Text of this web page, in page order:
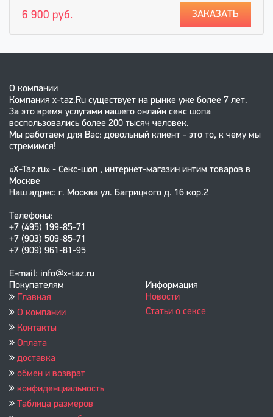
6 900 руб. ЗАКАЗАТЬ
О компании
Компания x-taz.Ru существует на рынке уже более 7 лет.
За это время услугами нашего онлайн секс шопа
воспользовались более 200 тысяч человек.
Мы работаем для Вас: довольный клиент - это то, к чему мы
стремимся!
«X-Taz.ru» - Секс-шоп , интернет-магазин интим товаров в
Москве
Наш адрес: г. Москва ул. Багрицкого д. 16 кор.2
Телефоны:
+7 (495) 199-85-71
+7 (903) 509-85-71
+7 (909) 961-81-95
E-mail: info@x-taz.ru
Покупателям
Главная
О компании
Контакты
Оплата
доставка
обмен и возврат
конфиденциальность
Таблица размеров
Информация
Новости
Статьи о сексе